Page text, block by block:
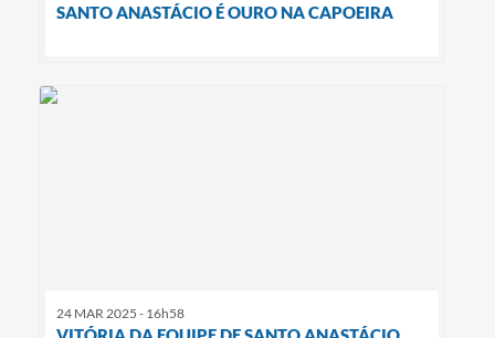
SANTO ANASTÁCIO É OURO NA CAPOEIRA
24 MAR 2025 - 16h58